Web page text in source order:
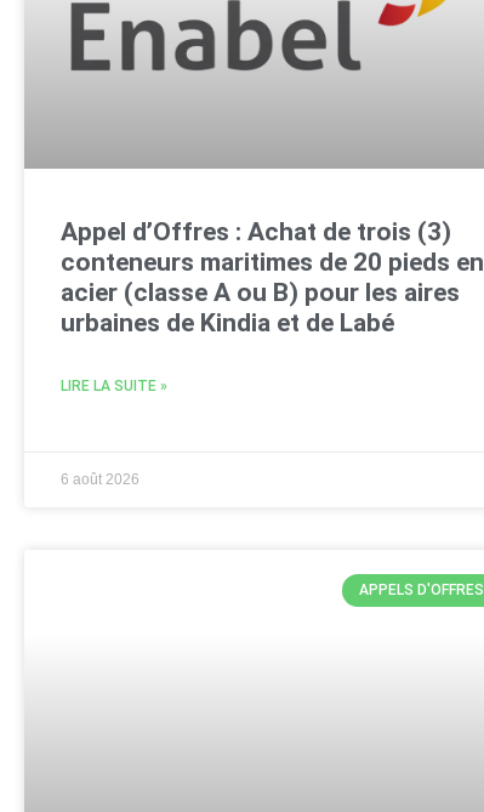
Appel d’Offres : Achat de trois (3)
conteneurs maritimes de 20 pieds en
acier (classe A ou B) pour les aires
urbaines de Kindia et de Labé
LIRE LA SUITE »
6 août 2026
APPELS D'OFFRES